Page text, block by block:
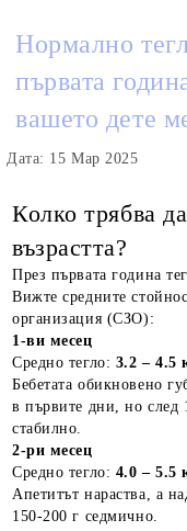
Нормално
първата
вашето дете
Дата: 15 Мар 2025
Колко трябва
възрастта?
През първата година
Вижте средните
организация (СЗО):
1-ви месец
Средно тегло: 3.2 – 4.5
Бебетата обикновено
в първите дни, но след
стабилно.
2-ри месец
Средно тегло: 4.0 – 5.5
Апетитът нараства, а
150-200 г седмично.